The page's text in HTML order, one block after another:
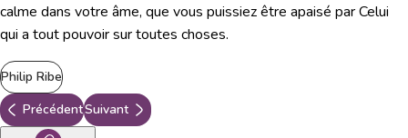
calme dans votre âme, que vous puissiez être apaisé par Celui
qui a tout pouvoir sur toutes choses.
Philip Ribe
PrécédentSuivant